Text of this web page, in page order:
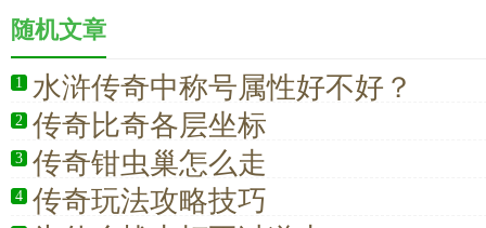
随机文章
1 水浒传奇中称号属性好不好？
2 传奇比奇各层坐标
3 传奇钳虫巢怎么走
4 传奇玩法攻略技巧